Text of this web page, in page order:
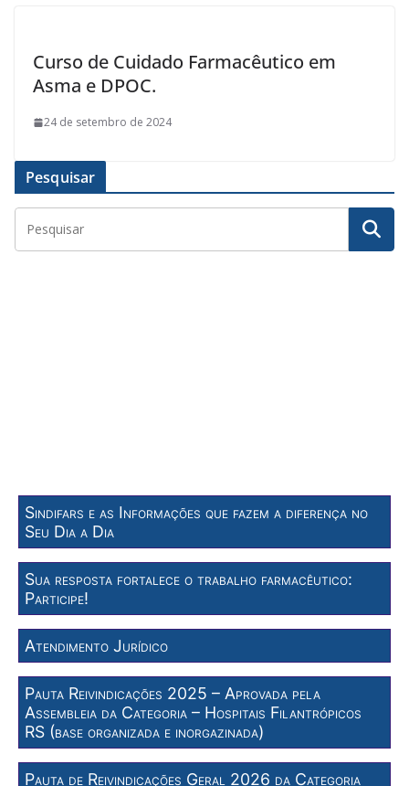
Curso de Cuidado Farmacêutico em
Asma e DPOC.
24 de setembro de 2024
Pesquisar
Sindifars e as Informações que fazem a diferença no
Seu Dia a Dia
Sua resposta fortalece o trabalho farmacêutico:
Participe!
Atendimento Jurídico
Pauta Reivindicações 2025 – Aprovada pela
Assembleia da Categoria – Hospitais Filantrópicos
RS (base organizada e inorgazinada)
Pauta de Reivindicações Geral 2026 da Categoria